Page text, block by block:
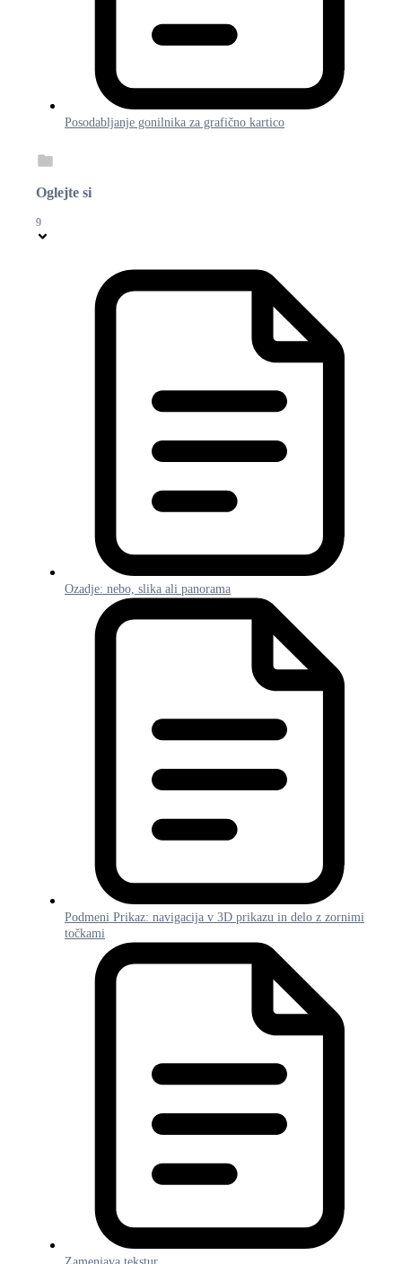
Posodabljanje gonilnika za grafično kartico
Oglejte si
9
Ozadje: nebo, slika ali panorama
Podmeni Prikaz: navigacija v 3D prikazu in delo z zornimi
točkami